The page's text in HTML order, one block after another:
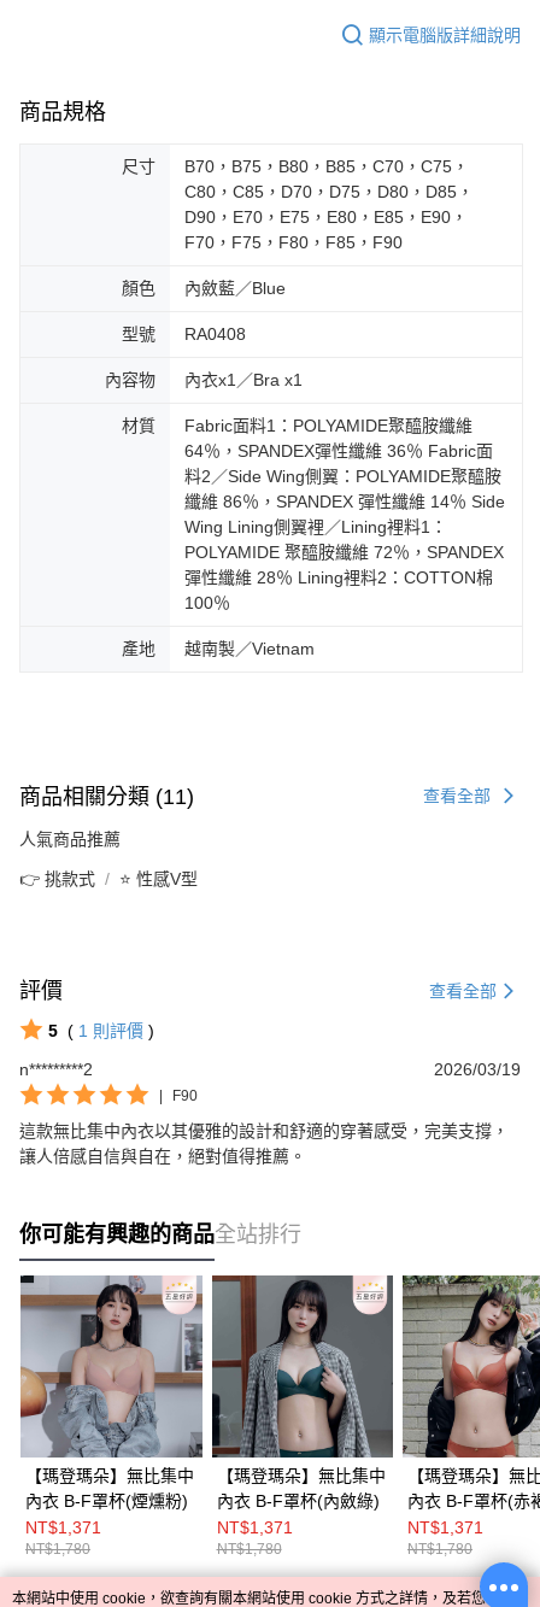
顯示電腦版詳細說明
商品規格
尺寸
B70，B75，B80，B85，C70，C75，
C80，C85，D70，D75，D80，D85，
D90，E70，E75，E80，E85，E90，
F70，F75，F80，F85，F90
顏色 內斂藍／Blue
型號 RA0408
內容物 內衣x1／Bra x1
材質
Fabric面料1：POLYAMIDE聚醯胺纖維
64％，SPANDEX彈性纖維 36％ Fabric面
料2／Side Wing側翼：POLYAMIDE聚醯胺
纖維 86％，SPANDEX 彈性纖維 14％ Side
Wing Lining側翼裡／Lining裡料1：
POLYAMIDE 聚醯胺纖維 72％，SPANDEX
彈性纖維 28％ Lining裡料2：COTTON棉
100％
產地 越南製／Vietnam
商品相關分類 (11) 查看全部
人氣商品推薦
👉 挑款式 ⭐ 性感V型
評價 查看全部
5 ( 1 則評價 )
n*********2
2026/03/19
F90
這款無比集中內衣以其優雅的設計和舒適的穿著感受，完美支撐，
讓人倍感自信與自在，絕對值得推薦。
你可能有興趣的商品全站排行
【瑪登瑪朵】無比集中
內衣 B-F罩杯(煙燻粉)
NT$1,371
NT$1,780
【瑪登瑪朵】無比集中
內衣 B-F罩杯(內斂綠)
NT$1,371
NT$1,780
【瑪登瑪朵】無
內衣 B-F罩杯(赤
NT$1,371
NT$1,780
本網站中使用 cookie，欲查詢有關本網站使用 cookie 方式之詳情，及若您不希